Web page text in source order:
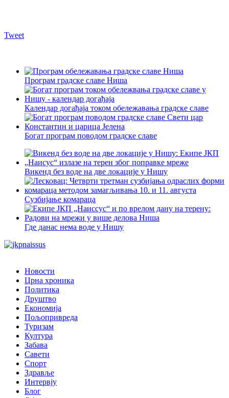
Tweet
Програм градске славе Ниша
Календар догађаја током обележавања градске славе
Богат програм поводом градске славе
Викенд без воде на две локације у Нишу
Сузбијање комараца
Где данас нема воде у Нишу
Новости
Црна хроника
Политика
Друштво
Економија
Пољопривреда
Туризам
Култура
Забава
Савети
Спорт
Здравље
Интервју
Блог